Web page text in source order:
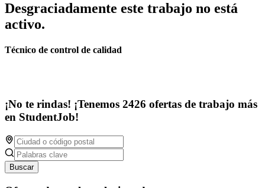
Desgraciadamente este trabajo no está
activo.
Técnico de control de calidad
¡No te rindas! ¡Tenemos 2426 ofertas de trabajo más
en StudentJob!
Buscar